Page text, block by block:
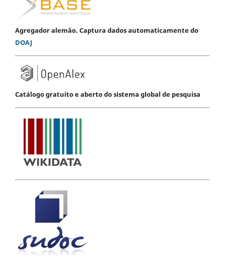
Agregador alemão. Captura dados automaticamente do
DOAJ
Catálogo gratuito e aberto do sistema global de pesquisa